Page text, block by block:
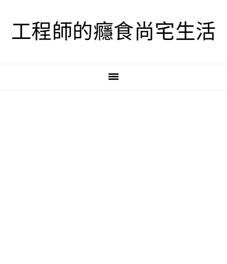
工程師的癮食尚宅生活